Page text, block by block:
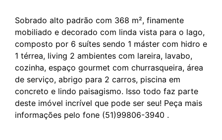
Sobrado alto padrão com 368 m², finamente
mobiliado e decorado com linda vista para o lago,
composto por 6 suítes sendo 1 máster com hidro e
1 térrea, living 2 ambientes com lareira, lavabo,
cozinha, espaço gourmet com churrasqueira, área
de serviço, abrigo para 2 carros, piscina em
concreto e lindo paisagismo. Isso todo faz parte
deste imóvel incrível que pode ser seu! Peça mais